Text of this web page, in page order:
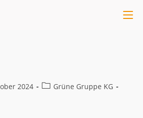
2024
Grüne Gruppe KG